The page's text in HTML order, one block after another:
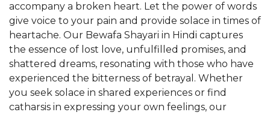
accompany a broken heart. Let the power of words
give voice to your pain and provide solace in times of
heartache. Our Bewafa Shayari in Hindi captures
the essence of lost love, unfulfilled promises, and
shattered dreams, resonating with those who have
experienced the bitterness of betrayal. Whether
you seek solace in shared experiences or find
catharsis in expressing your own feelings, our